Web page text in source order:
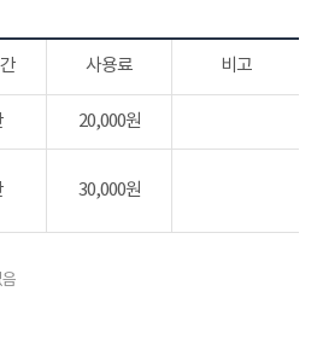
사용료 비고
20,000원
30,000원